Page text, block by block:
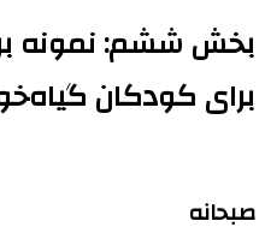
بخش ششم: نمونه
برای کودکان
صبحانه